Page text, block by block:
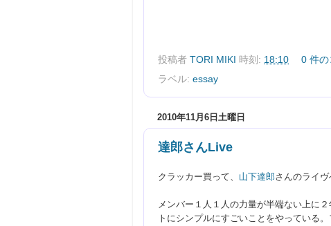
投稿者 TORI MIKI 時刻: 18:10
0 件の
ラベル: essay
2010年11月6日土曜日
達郎さんLive
クラッカー買って、 山下達郎さんのライヴ
メンバー１人１人の力量が半端ない上に
トにシンプルにすごいことをやっている